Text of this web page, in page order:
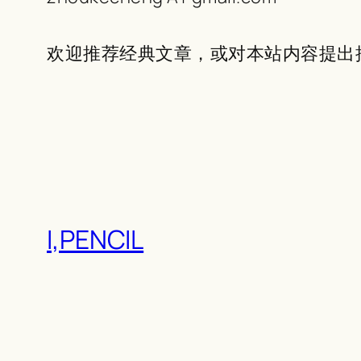
欢迎推荐经典文章，或对本站内容提出
I,PENCIL